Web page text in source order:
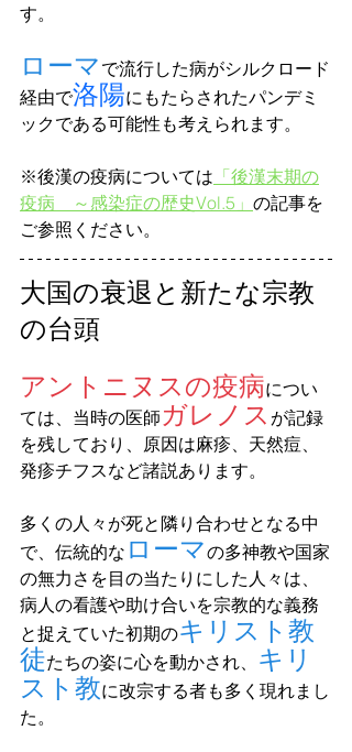
す。
ローマ で流行した病がシルクロード
経由で洛陽にもたらされたパンデミ
ックである可能性も考えられます。
※後漢の疫病については 「後漢末期の
疫病　～感染症の歴史Vol.5」 の記事を
ご参照ください。
大国の衰退と新たな宗教
の台頭
アントニヌスの疫病につい
ては、当時の医師 ガレノス が記録
を残しており、原因は麻疹、天然痘、
発疹チフスなど諸説あります。
多くの人々が死と隣り合わせとなる中
で、伝統的な ローマの多神教や国家
の無力さを目の当たりにした人々は、
病人の看護や助け合いを宗教的な義務
と捉えていた初期のキリスト教
徒たちの姿に心を動かされ、 キリ
スト教に改宗する者も多く現れまし
た。